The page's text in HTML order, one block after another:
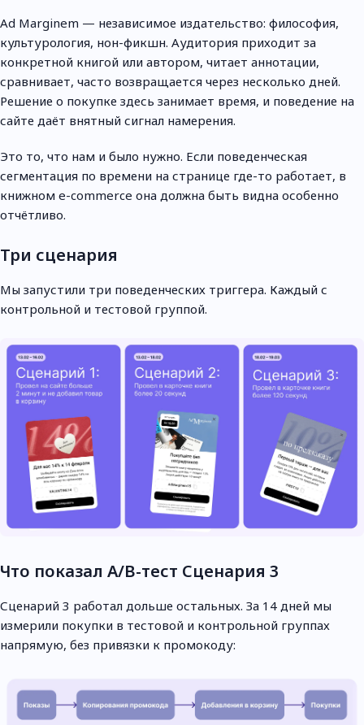
Ad Marginem — независимое издательство: философия,
культурология, нон-фикшн. Аудитория приходит за
конкретной книгой или автором, читает аннотации,
сравнивает, часто возвращается через несколько дней.
Решение о покупке здесь занимает время, и поведение на
сайте даёт внятный сигнал намерения.
Это то, что нам и было нужно. Если поведенческая
сегментация по времени на странице где-то работает, в
книжном e-commerce она должна быть видна особенно
отчётливо.
Три сценария
Мы запустили три поведенческих триггера. Каждый с
контрольной и тестовой группой.
Что показал A/B-тест Сценария 3
Сценарий 3 работал дольше остальных. За 14 дней мы
измерили покупки в тестовой и контрольной группах
напрямую, без привязки к промокоду: